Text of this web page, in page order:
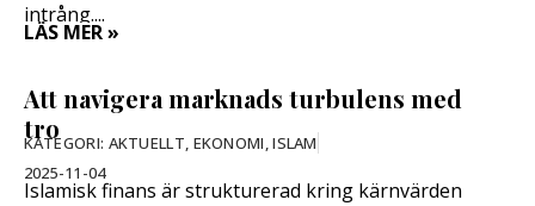
intrång....
LÄS MER »
Att navigera marknads turbulens med
tro
KATEGORI: AKTUELLT, EKONOMI,ISLAM
2025-11-04
Islamisk finans är strukturerad kring kärnvärden